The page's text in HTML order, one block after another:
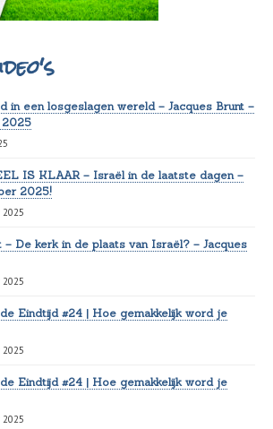
in een losgeslagen wereld – Jacques Brunt –
2025
IS KLAAR – Israël in de laatste dagen –
2025!
– De kerk in de plaats van Israël? – Jacques
Eindtijd #24 | Hoe gemakkelijk word je
Eindtijd #24 | Hoe gemakkelijk word je